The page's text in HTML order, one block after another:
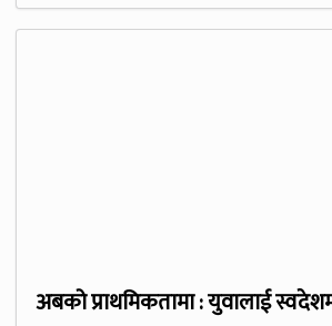
अबको प्राथमिकतामा : युवालाई